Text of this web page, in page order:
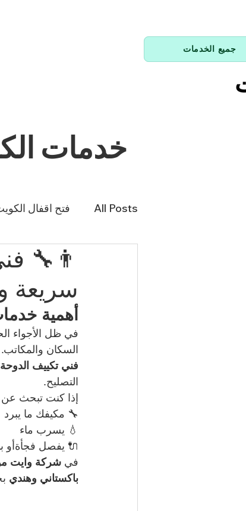
جميع الخدمات
خدمات
All Posts فتح اقفال الكويت |
فني تكييف | 98943366
شركة مكافحة حشرات | 50050641
مكتب تأشيرات الكويت | 98951133
كهربائي منازل | 50707271
إطارات سيارات الكويت | 98080146
سريعة
أهمية
في ظل الأجواء
السكان والمكاتب.
فني تكييف الدوحة
التصليح.
إذا كنت تبحث عن
🔧 مكيفك ما يبرد
💧 يسرب ماء
🔌 يفصل فجأةأو
في شركة وايت
باكستاني وهندي